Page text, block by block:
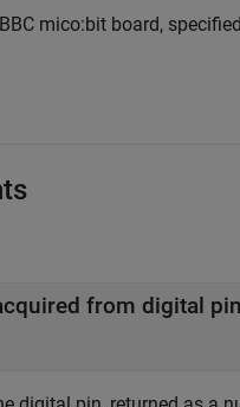
mico:bit board,
from digital pin